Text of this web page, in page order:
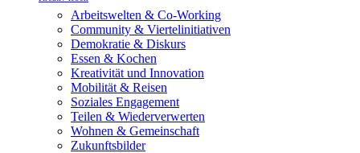
Arbeitswelten & Co-Working
Community & Viertelinitiativen
Demokratie & Diskurs
Essen & Kochen
Kreativität und Innovation
Mobilität & Reisen
Soziales Engagement
Teilen & Wiederverwerten
Wohnen & Gemeinschaft
Zukunftsbilder